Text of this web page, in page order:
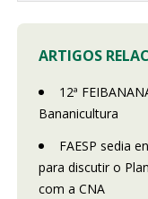
ARTIGOS
12ª
Bananicultura
FAESP sedia
para discutir o
com a CNA